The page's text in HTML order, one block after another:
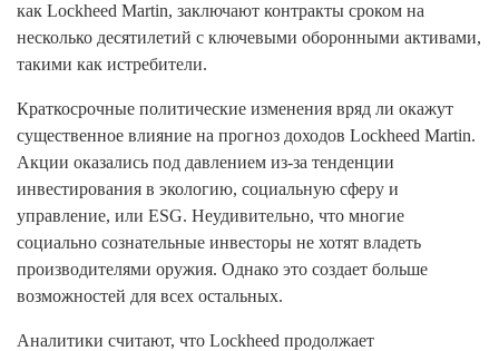
как Lockheed Martin, заключают контракты сроком на
несколько десятилетий с ключевыми оборонными активами,
такими как истребители.
Краткосрочные политические изменения вряд ли окажут
существенное влияние на прогноз доходов Lockheed Martin.
Акции оказались под давлением из-за тенденции
инвестирования в экологию, социальную сферу и
управление, или ESG. Неудивительно, что многие
социально сознательные инвесторы не хотят владеть
производителями оружия. Однако это создает больше
возможностей для всех остальных.
Аналитики считают, что Lockheed продолжает